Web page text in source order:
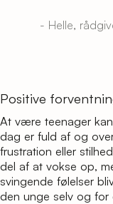
- Helle,
Positive
At være teenager
dag er fuld af og
frustration eller
del af at vokse op,
svingende følelser
den unge selv og